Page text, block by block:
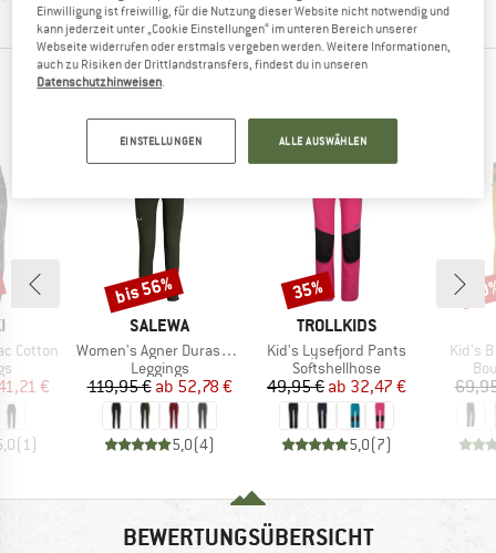
KLETTERHOSEN MIT EXZELLENTER
KUNDENBEWERTUNG
Cotton
Preis
€
(1)
MARKE
SALEWA
Artikel
Women's Agner Durastretch Tights
Produktgruppe
Leggings
Preis
119,95 € reduzierter Preis
ab 52,78 €
5,0(4)
Rabatt
bis 56%
MARKE
TROLLKIDS
Artikel
Kid's Lysefjord Pants
Produktgruppe
Softshellhose
Preis
49,95 € reduzierter Preis
ab 32,47 €
5,0(7)
Rabatt
35%
Artikel
Kid's
BEWERTUNGSÜBERSICHT
Einwilligung ist freiwillig, für die Nutzung dieser Website nicht notwendig und
kann jederzeit unter „Cookie Einstellungen“ im unteren Bereich unserer
Webseite widerrufen oder erstmals vergeben werden. Weitere Informationen,
auch zu Risiken der Drittlandstransfers, findest du in unseren
Datenschutzhinweisen
EINSTELLUNGEN ALLE AUSWÄHLEN